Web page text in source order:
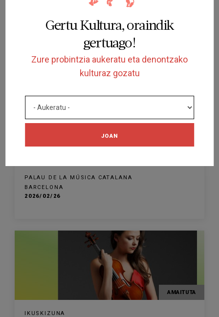
Gertu Kultura, oraindik
gertuago!
Zure probintzia aukeratu eta denontzako
kulturaz gozatu
JOAN
AMAITUTA
PALAU DE LA MÚSICA CATALANA
BARCELONA
2026/02/26
AMAITUTA
IKUSKIZUNA